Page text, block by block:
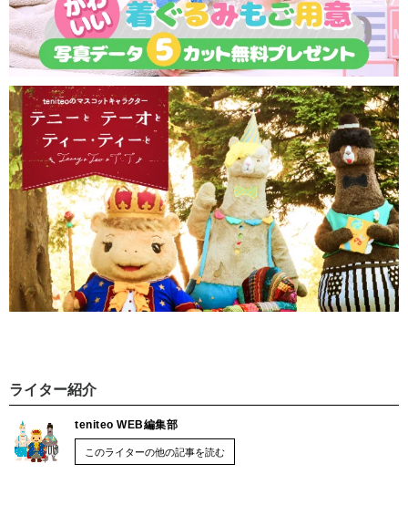
ライター紹介
teniteo WEB編集部
このライターの他の記事を読む